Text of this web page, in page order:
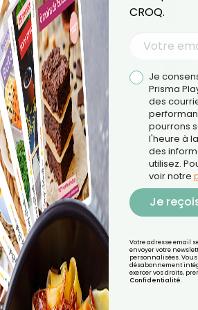
viande découpée dans le filet de
doux. Elle s’intègre
à la viande rouge, c’est un
est pauvre en matières grasses
de votre santé tout en vous
B3, qui aide à lutter contre la
muscles et votre vitalité au
! À la poêle, au four ou panée,
quelques épices, des légumes
Vous pouvez aussi
CROQ.
Je
Prisma
des
pourrons
l'heure à
des
utilisez.
voir notre
Je
Votre adresse email
envoyer votre
personnalisées.
désabonnement
exercer vos droits,
Confidentialité.